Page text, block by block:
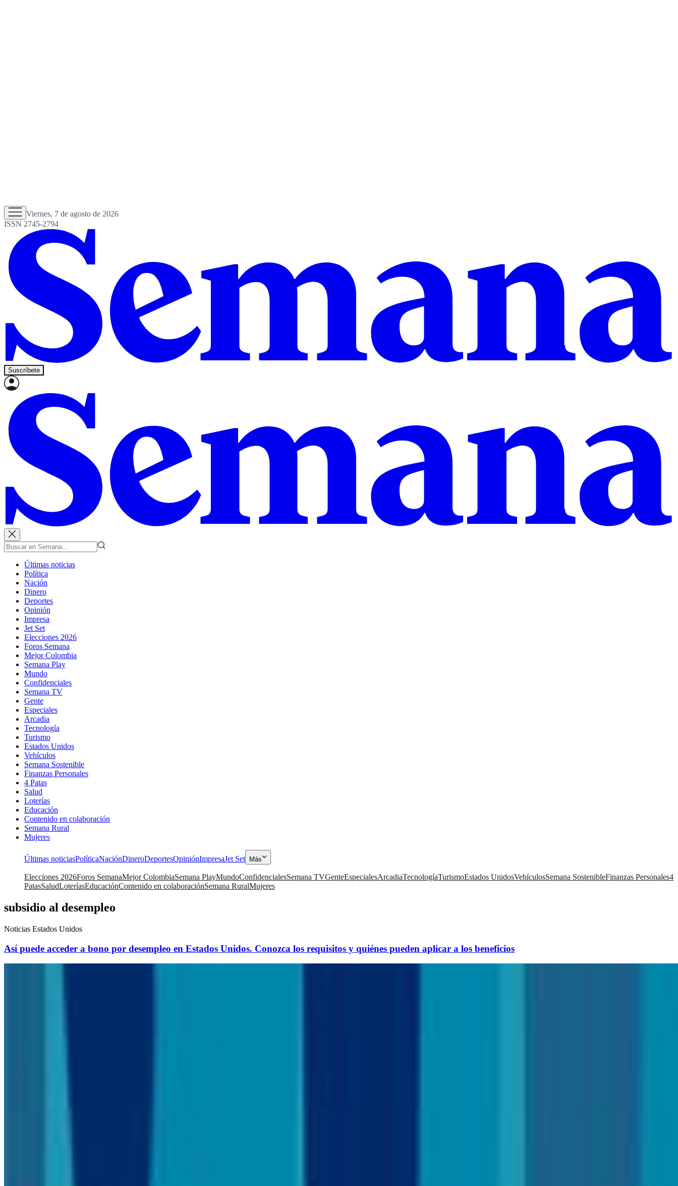
Viernes, 7 de agosto de 2026
ISSN 2745-2794
Suscríbete
Últimas noticias
Política
Nación
Dinero
Deportes
Opinión
Impresa
Jet Set
Elecciones 2026
Foros Semana
Mejor Colombia
Semana Play
Mundo
Confidenciales
Semana TV
Gente
Especiales
Arcadia
Tecnología
Turismo
Estados Unidos
Vehículos
Semana Sostenible
Finanzas Personales
4 Patas
Salud
Loterías
Educación
Contenido en colaboración
Semana Rural
Mujeres
Últimas noticiasPolíticaNaciónDineroDeportesOpiniónImpresaJet Set Más
Elecciones 2026Foros SemanaMejor ColombiaSemana PlayMundoConfidencialesSemana TVGenteEspecialesArcadiaTecnologíaTurismoEstados UnidosVehículosSemana SostenibleFinanzas Personales4
PatasSaludLoteríasEducaciónContenido en colaboraciónSemana RuralMujeres
subsidio al desempleo
Noticias Estados Unidos
Así puede acceder a bono por desempleo en Estados Unidos. Conozca los requisitos y quiénes pueden aplicar a los beneficios